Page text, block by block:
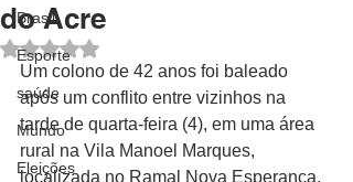
Brasil
Esporte
saúde
Mundo
Eleições
do Acre
Avaliado com NaN de 5 estrelas.
Um colono de 42 anos foi baleado
após um conflito entre vizinhos na
tarde de quarta-feira (4), em uma área
rural na Vila Manoel Marques,
localizada no Ramal Nova Esperança,